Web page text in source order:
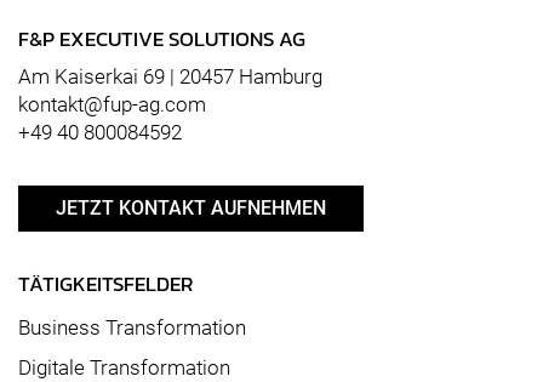
F&P EXECUTIVE SOLUTIONS AG
Am Kaiserkai 69 | 20457 Hamburg
kontakt@fup-ag.com
+49 40 800084592
JETZT KONTAKT AUFNEHMEN
TÄTIGKEITSFELDER
Business Transformation
Digitale Transformation